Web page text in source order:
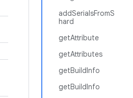
addSerialsFromS
hard
getAttribute
getAttributes
getBuildInfo
getBuildInfo